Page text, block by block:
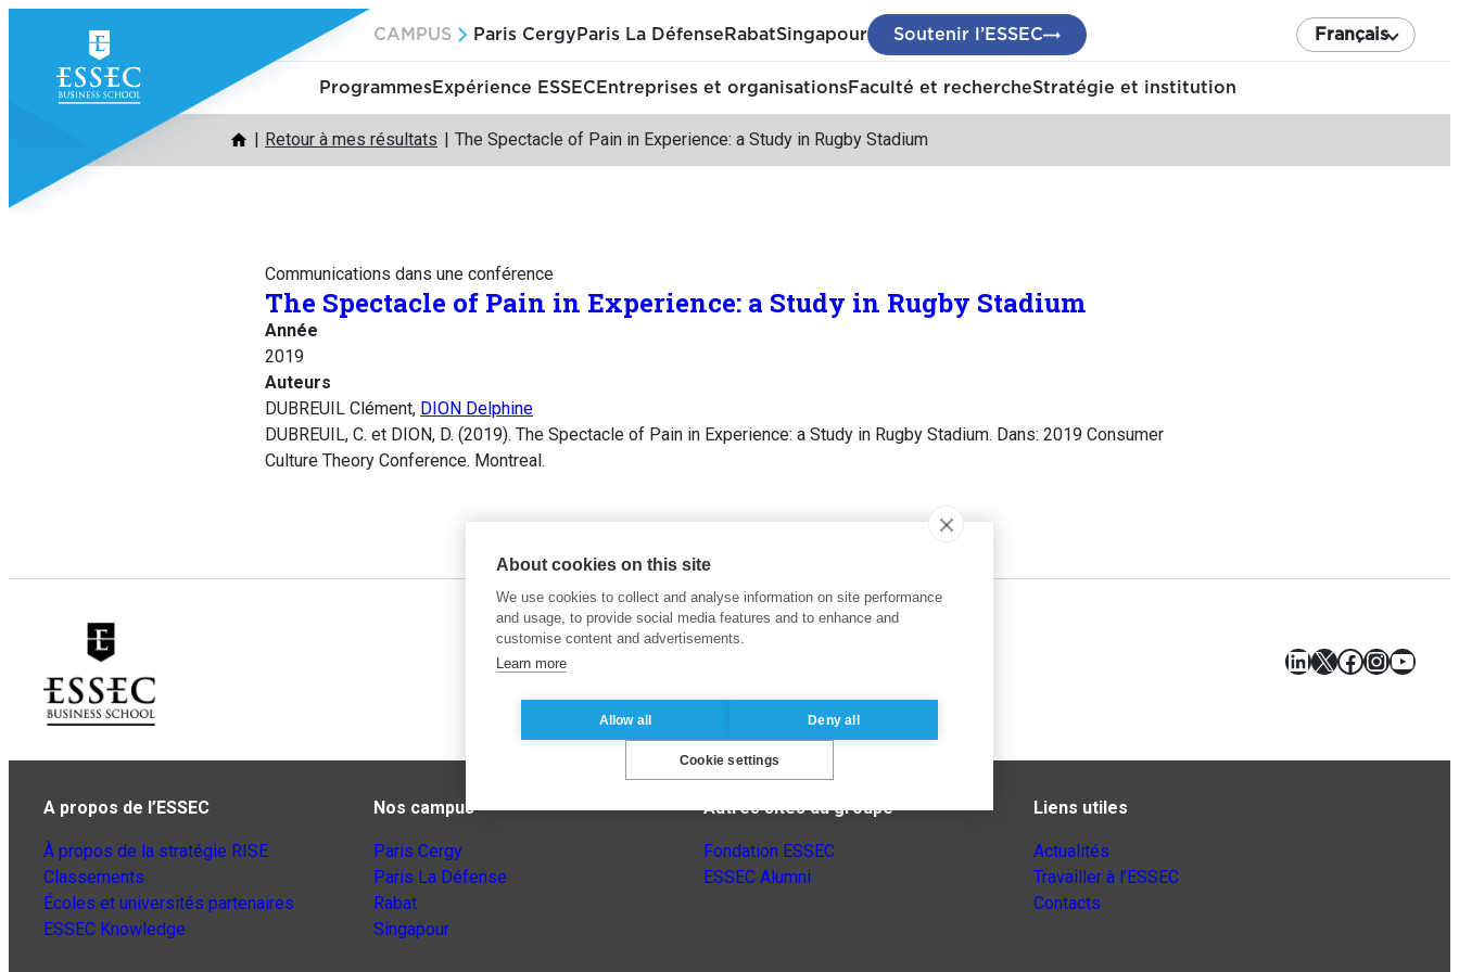
contenu
CAMPUS Paris Cergy Paris La Défense RabatSingapour Soutenir l’ESSEC Français
ProgrammesExpérience ESSEC Entreprises et organisationsFaculté et rechercheStratégie et institution
Retour à mes résultats The Spectacle of Pain in Experience: a Study in Rugby Stadium
Communications dans une conférence
The Spectacle of Pain in Experience: a Study in Rugby Stadium
Année
2019
Auteurs
DUBREUIL Clément, DION Delphine
DUBREUIL, C. et DION, D. (2019). The Spectacle of Pain in Experience: a Study in Rugby Stadium. Dans: 2019 Consumer
Culture Theory Conference. Montreal.
LinkedIn
X Facebook
A propos de l’ESSEC
À propos de la stratégie RISE
Classements
Écoles et universités partenaires
ESSEC Knowledge
Nos campus
Paris Cergy
Paris La Défense
Rabat
Singapour
Autres sites du groupe
Fondation ESSEC
ESSEC Alumni
Liens utiles
Actualités
Travailler à l’ESSEC
Contacts
About cookies on this site
We use cookies to collect and analyse information on site performance
and usage, to provide social media features and to enhance and
customise content and advertisements.
Learn more
Allow all Deny all
Cookie settings